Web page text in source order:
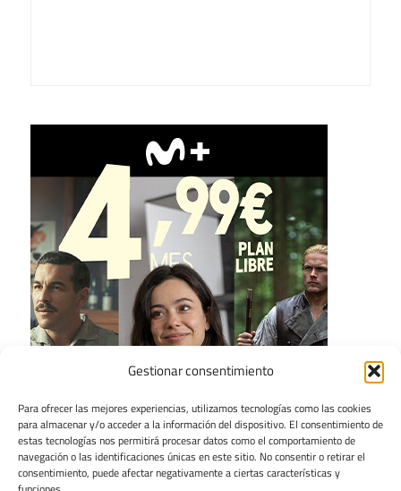
Gestionar consentimiento
Para ofrecer las mejores experiencias, utilizamos tecnologías como las cookies
para almacenar y/o acceder a la información del dispositivo. El consentimiento de
estas tecnologías nos permitirá procesar datos como el comportamiento de
navegación o las identificaciones únicas en este sitio. No consentir o retirar el
consentimiento, puede afectar negativamente a ciertas características y